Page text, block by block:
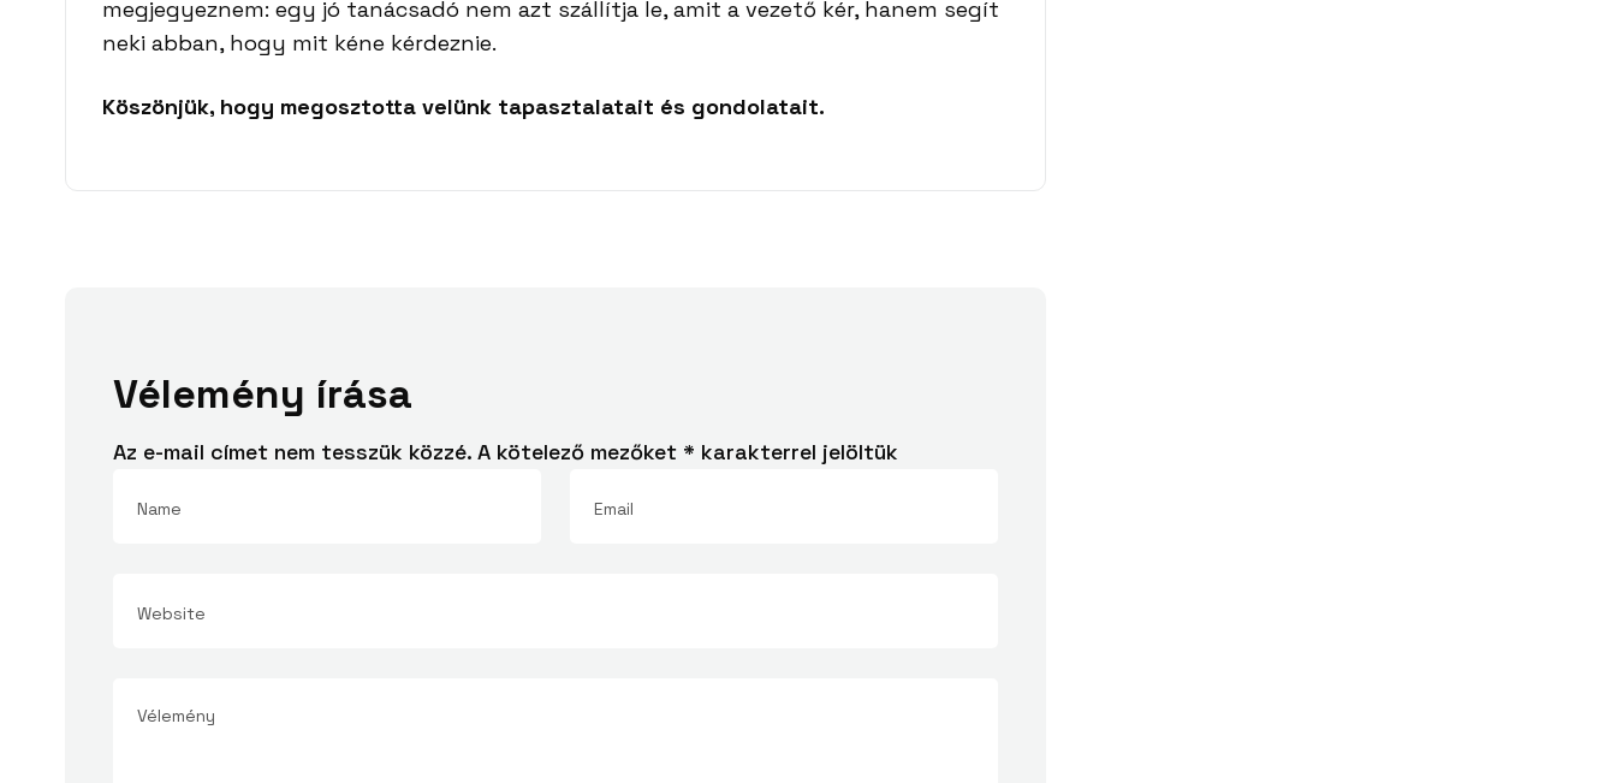
megjegyeznem: egy jó tanácsadó nem azt szállítja le, amit a vezető kér, hanem segít
neki abban, hogy mit kéne kérdeznie.
Köszönjük, hogy megosztotta velünk tapasztalatait és gondolatait.
Vélemény írása
Az e-mail címet nem tesszük közzé. A kötelező mezőket * karakterrel jelöltük